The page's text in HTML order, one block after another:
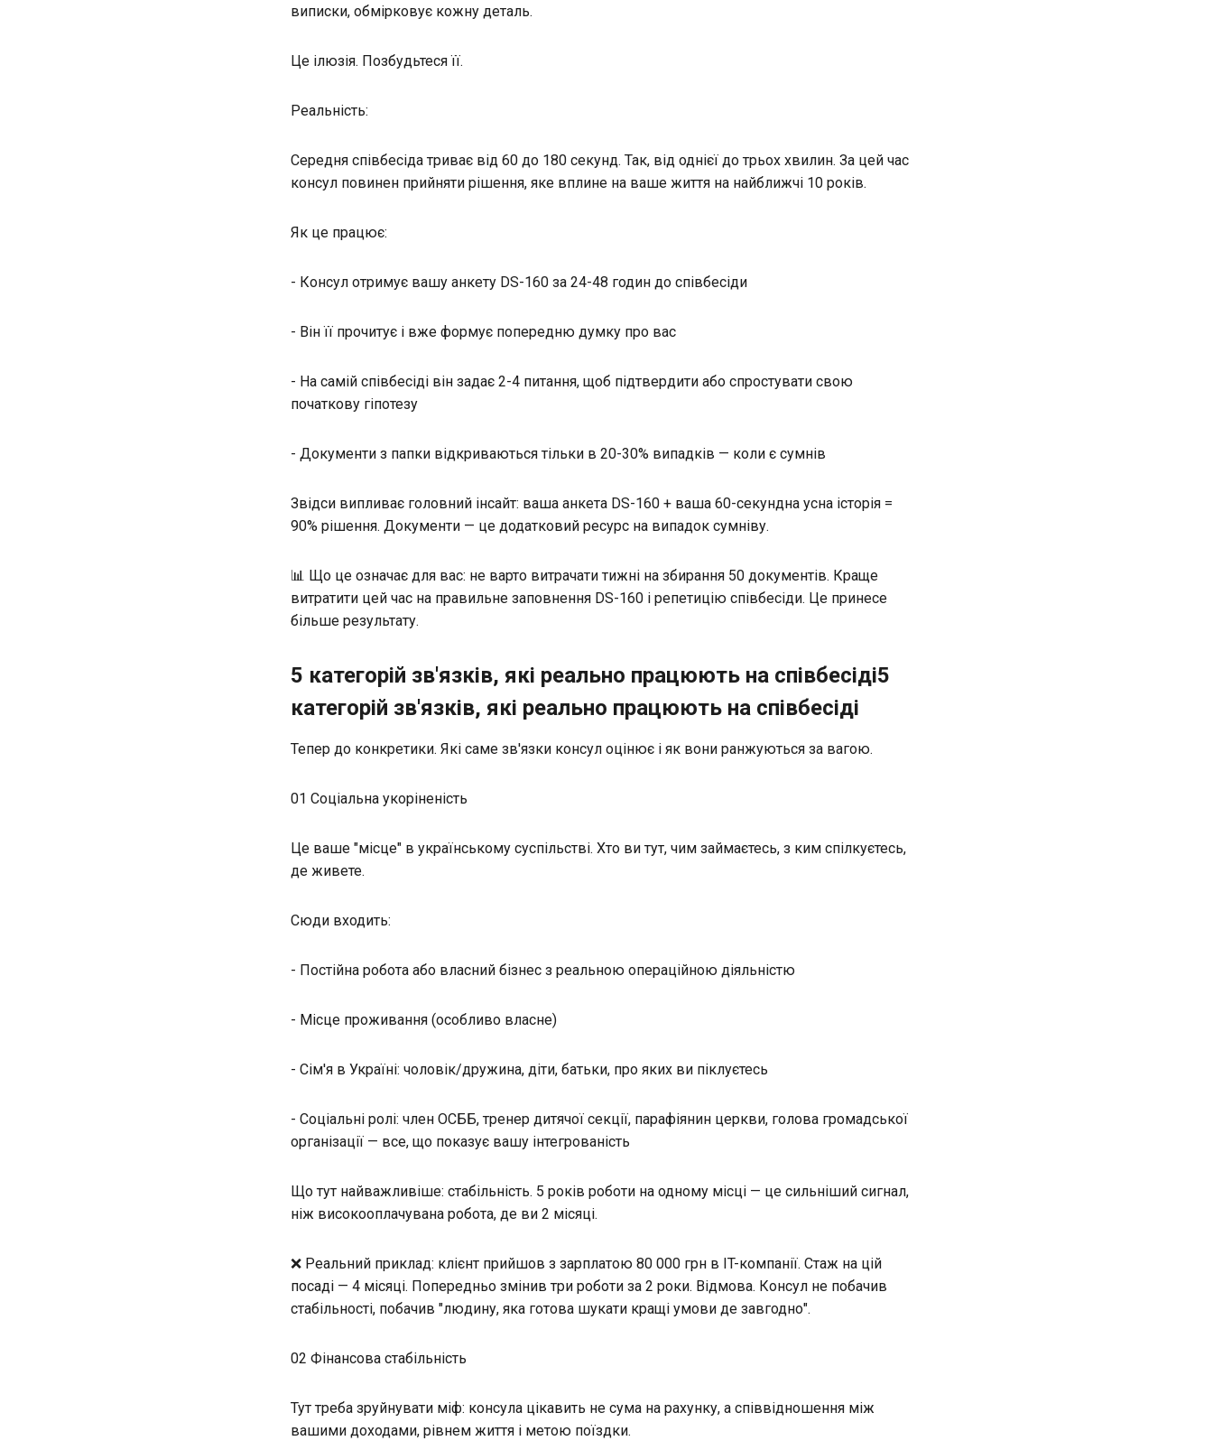
виписки, обмірковує кожну деталь.
Це ілюзія. Позбудьтеся її.
Реальність:
Середня співбесіда триває від 60 до 180 секунд. Так, від однієї до трьох хвилин. За цей час
консул повинен прийняти рішення, яке вплине на ваше життя на найближчі 10 років.
Як це працює:
- Консул отримує вашу анкету DS-160 за 24-48 годин до співбесіди
- Він її прочитує і вже формує попередню думку про вас
- На самій співбесіді він задає 2-4 питання, щоб підтвердити або спростувати свою
початкову гіпотезу
- Документи з папки відкриваються тільки в 20-30% випадків — коли є сумнів
Звідси випливає головний інсайт: ваша анкета DS-160 + ваша 60-секундна усна історія =
90% рішення. Документи — це додатковий ресурс на випадок сумніву.
📊 Що це означає для вас: не варто витрачати тижні на збирання 50 документів. Краще
витратити цей час на правильне заповнення DS-160 і репетицію співбесіди. Це принесе
більше результату.
5 категорій зв'язків, які реально працюють на співбесіді5
категорій зв'язків, які реально працюють на співбесіді
Тепер до конкретики. Які саме зв'язки консул оцінює і як вони ранжуються за вагою.
01 Соціальна укоріненість
Це ваше "місце" в українському суспільстві. Хто ви тут, чим займаєтесь, з ким спілкуєтесь,
де живете.
Сюди входить:
- Постійна робота або власний бізнес з реальною операційною діяльністю
- Місце проживання (особливо власне)
- Сім'я в Україні: чоловік/дружина, діти, батьки, про яких ви піклуєтесь
- Соціальні ролі: член ОСББ, тренер дитячої секції, парафіянин церкви, голова громадської
організації — все, що показує вашу інтегрованість
Що тут найважливіше: стабільність. 5 років роботи на одному місці — це сильніший сигнал,
ніж високооплачувана робота, де ви 2 місяці.
❌ Реальний приклад: клієнт прийшов з зарплатою 80 000 грн в IT-компанії. Стаж на цій
посаді — 4 місяці. Попередньо змінив три роботи за 2 роки. Відмова. Консул не побачив
стабільності, побачив "людину, яка готова шукати кращі умови де завгодно".
02 Фінансова стабільність
Тут треба зруйнувати міф: консула цікавить не сума на рахунку, а співвідношення між
вашими доходами, рівнем життя і метою поїздки.